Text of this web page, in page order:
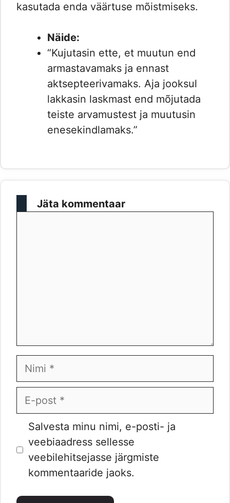
kasutada enda väärtuse mõistmiseks.
Näide:
“Kujutasin ette, et muutun end
armastavamaks ja ennast
aktsepteerivamaks. Aja jooksul
lakkasin laskmast end mõjutada
teiste arvamustest ja muutusin
enesekindlamaks.”
Jäta kommentaar
Nimi
E-
post
Veebileht
Salvesta minu nimi, e-posti- ja
veebiaadress sellesse
veebilehitsejasse järgmiste
kommentaaride jaoks.